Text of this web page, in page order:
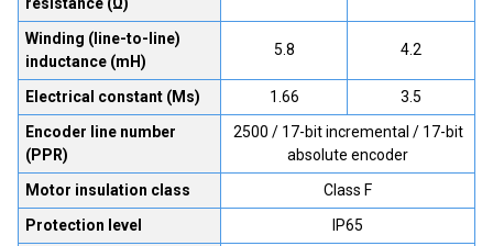
Winding (line-to-line)
inductance (mH)
5.8 4.2
Electrical constant (Ms) 1.66
3.5
Encoder line number
(PPR)
2500 / 17-bit incremental / 17-bit
absolute encoder
Motor insulation class
Class F
Protection level
IP65